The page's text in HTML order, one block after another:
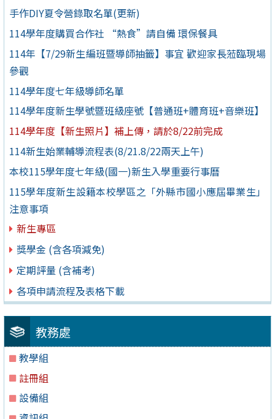
手作DIY夏令營錄取名單(更新)
114學年度購買合作社 “熱食”請自備 環保餐具
114年【7/29新生編班暨導師抽籤】事宜 歡迎家長蒞臨現場
參觀
114學年度七年級導師名單
114學年度新生學號暨班級座號【普通班+體育班+音樂班】
114學年度【新生照片】補上傳，請於8/22前完成
114新生始業輔導流程表(8/21.8/22兩天上午)
本校115學年度七年級(國一)新生入學重要行事曆
115學年度新生設籍本校學區之「外縣市國小應屆畢業生」
注意事項
新生專區
獎學金 (含各項減免)
定期評量 (含補考)
各項申請流程及表格下載
教務處
教學組
註冊組
設備組